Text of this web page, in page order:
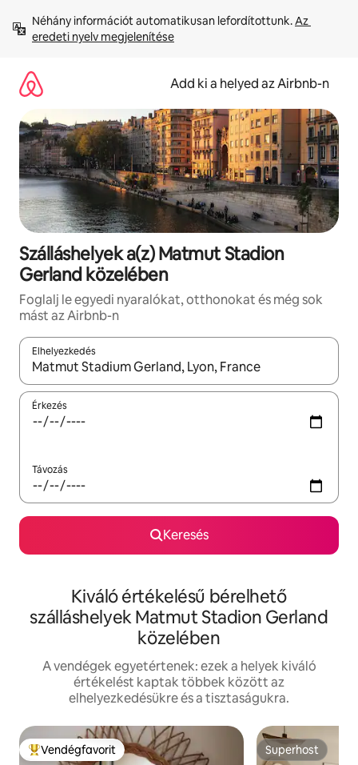
tartalomra
Néhány információt automatikusan lefordítottunk. Az
eredeti nyelv megjelenítése
Add ki a helyed az Airbnb-n
Szálláshelyek a(z) Matmut Stadion
Gerland közelében
Foglalj le egyedi nyaralókat, otthonokat és még sok
mást az Airbnb-n
Elhelyezkedés
Az eredmények között a felfelé és a lefelé nyíllal
Érkezés
Távozás
Keresés
Kiváló értékelésű bérelhető
szálláshelyek Matmut Stadion Gerland
közelében
A vendégek egyetértenek: ezek a helyek kiváló
értékelést kaptak többek között az
elhelyezkedésükre és a tisztaságukra.
Kiemelt vendégfavorit
Vendégfavorit Superhost
Superhost